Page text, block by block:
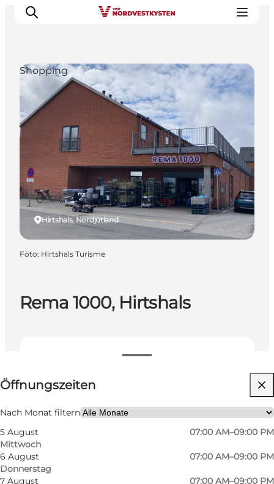
Urlaubsorte
Inspiration
Events
Unterkunft
Mach deine Urlaubsplanung
Rema 1000, Hirtshals
Öffnungszeiten anzeigen
Öffnungszeiten
Nach Monat filtern
5 August
Mittwoch
07:00 AM–09:00 PM
6 August
Donnerstag
07:00 AM–09:00 PM
7 August
07:00 AM–09:00 PM
Website besuchen
Hirtshals, Nordjütland
Shopping
Foto: Hirtshals Turisme